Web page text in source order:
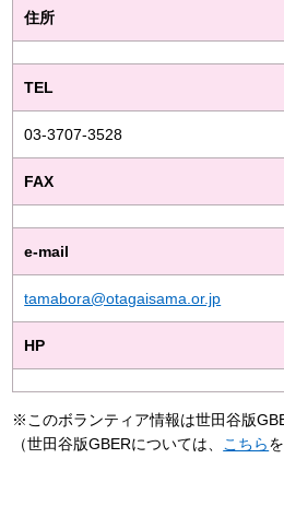
住所
TEL
03-3707-3528
FAX
e-mail
tamabora@otagaisama.or.jp
HP
※このボランティア情報は世田谷版
（世田谷版GBERについては、
こちら